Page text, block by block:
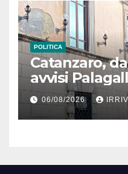
POLITICA
Catanzaro,
avvisi
mensa
06/08/2026